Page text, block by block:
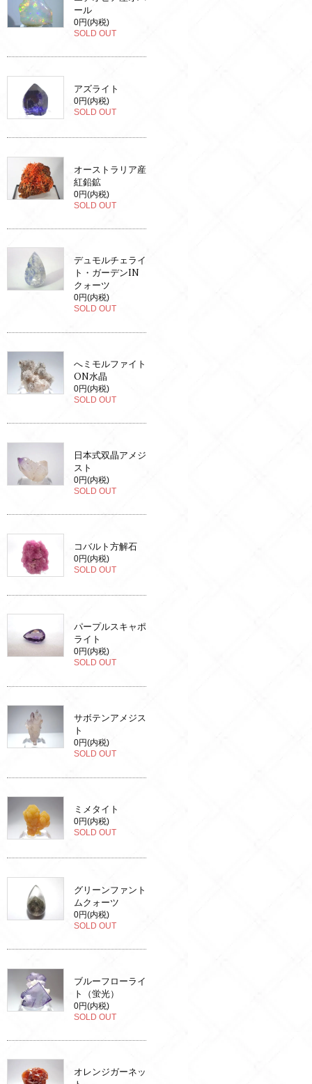
ール
0円(内税)
SOLD OUT
アズライト
0円(内税)
SOLD OUT
オーストラリア産
紅鉛鉱
0円(内税)
SOLD OUT
デュモルチェライ
ト・ガーデンIN
クォーツ
0円(内税)
SOLD OUT
へミモルファイト
ON水晶
0円(内税)
SOLD OUT
日本式双晶アメジ
スト
0円(内税)
SOLD OUT
コバルト方解石
0円(内税)
SOLD OUT
パープルスキャポ
ライト
0円(内税)
SOLD OUT
サボテンアメジス
ト
0円(内税)
SOLD OUT
ミメタイト
0円(内税)
SOLD OUT
グリーンファント
ムクォーツ
0円(内税)
SOLD OUT
ブルーフローライ
ト（蛍光）
0円(内税)
SOLD OUT
オレンジガーネッ